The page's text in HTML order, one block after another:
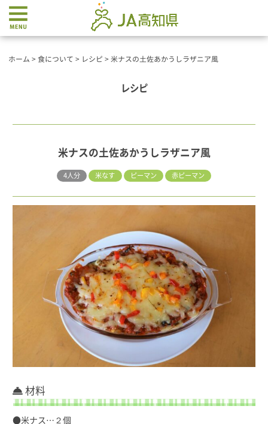
ホーム > 食について > レシピ > 米ナスの土佐あかうしラザニア風
レシピ
米ナスの土佐あかうしラザニア風
4人分 米なす ピーマン 赤ピーマン
材料
●米ナス…２個